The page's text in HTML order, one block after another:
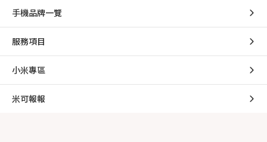
手機品牌一覽
服務項目
小米專區
米可報報